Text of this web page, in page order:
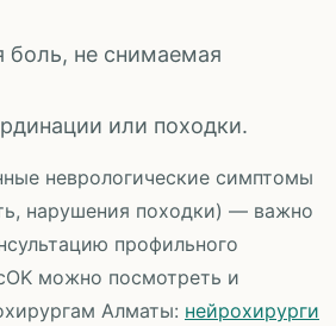
боль, не снимаемая
или походки.
неврологические симптомы
нарушения походки) — важно
профильного
можно посмотреть и
Алматы: нейрохирурги